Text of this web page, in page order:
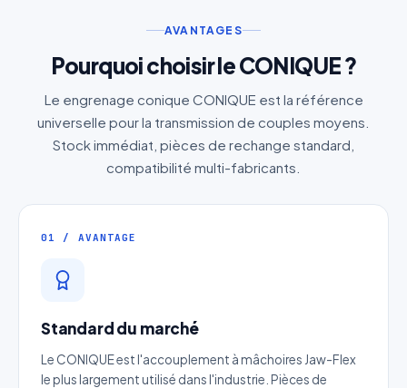
AVANTAGES
Pourquoi choisir le CONIQUE ?
Le engrenage conique CONIQUE est la référence
universelle pour la transmission de couples moyens.
Stock immédiat, pièces de rechange standard,
compatibilité multi-fabricants.
01 / AVANTAGE
Standard du marché
Le CONIQUE est l'accouplement à mâchoires Jaw-Flex
le plus largement utilisé dans l'industrie. Pièces de